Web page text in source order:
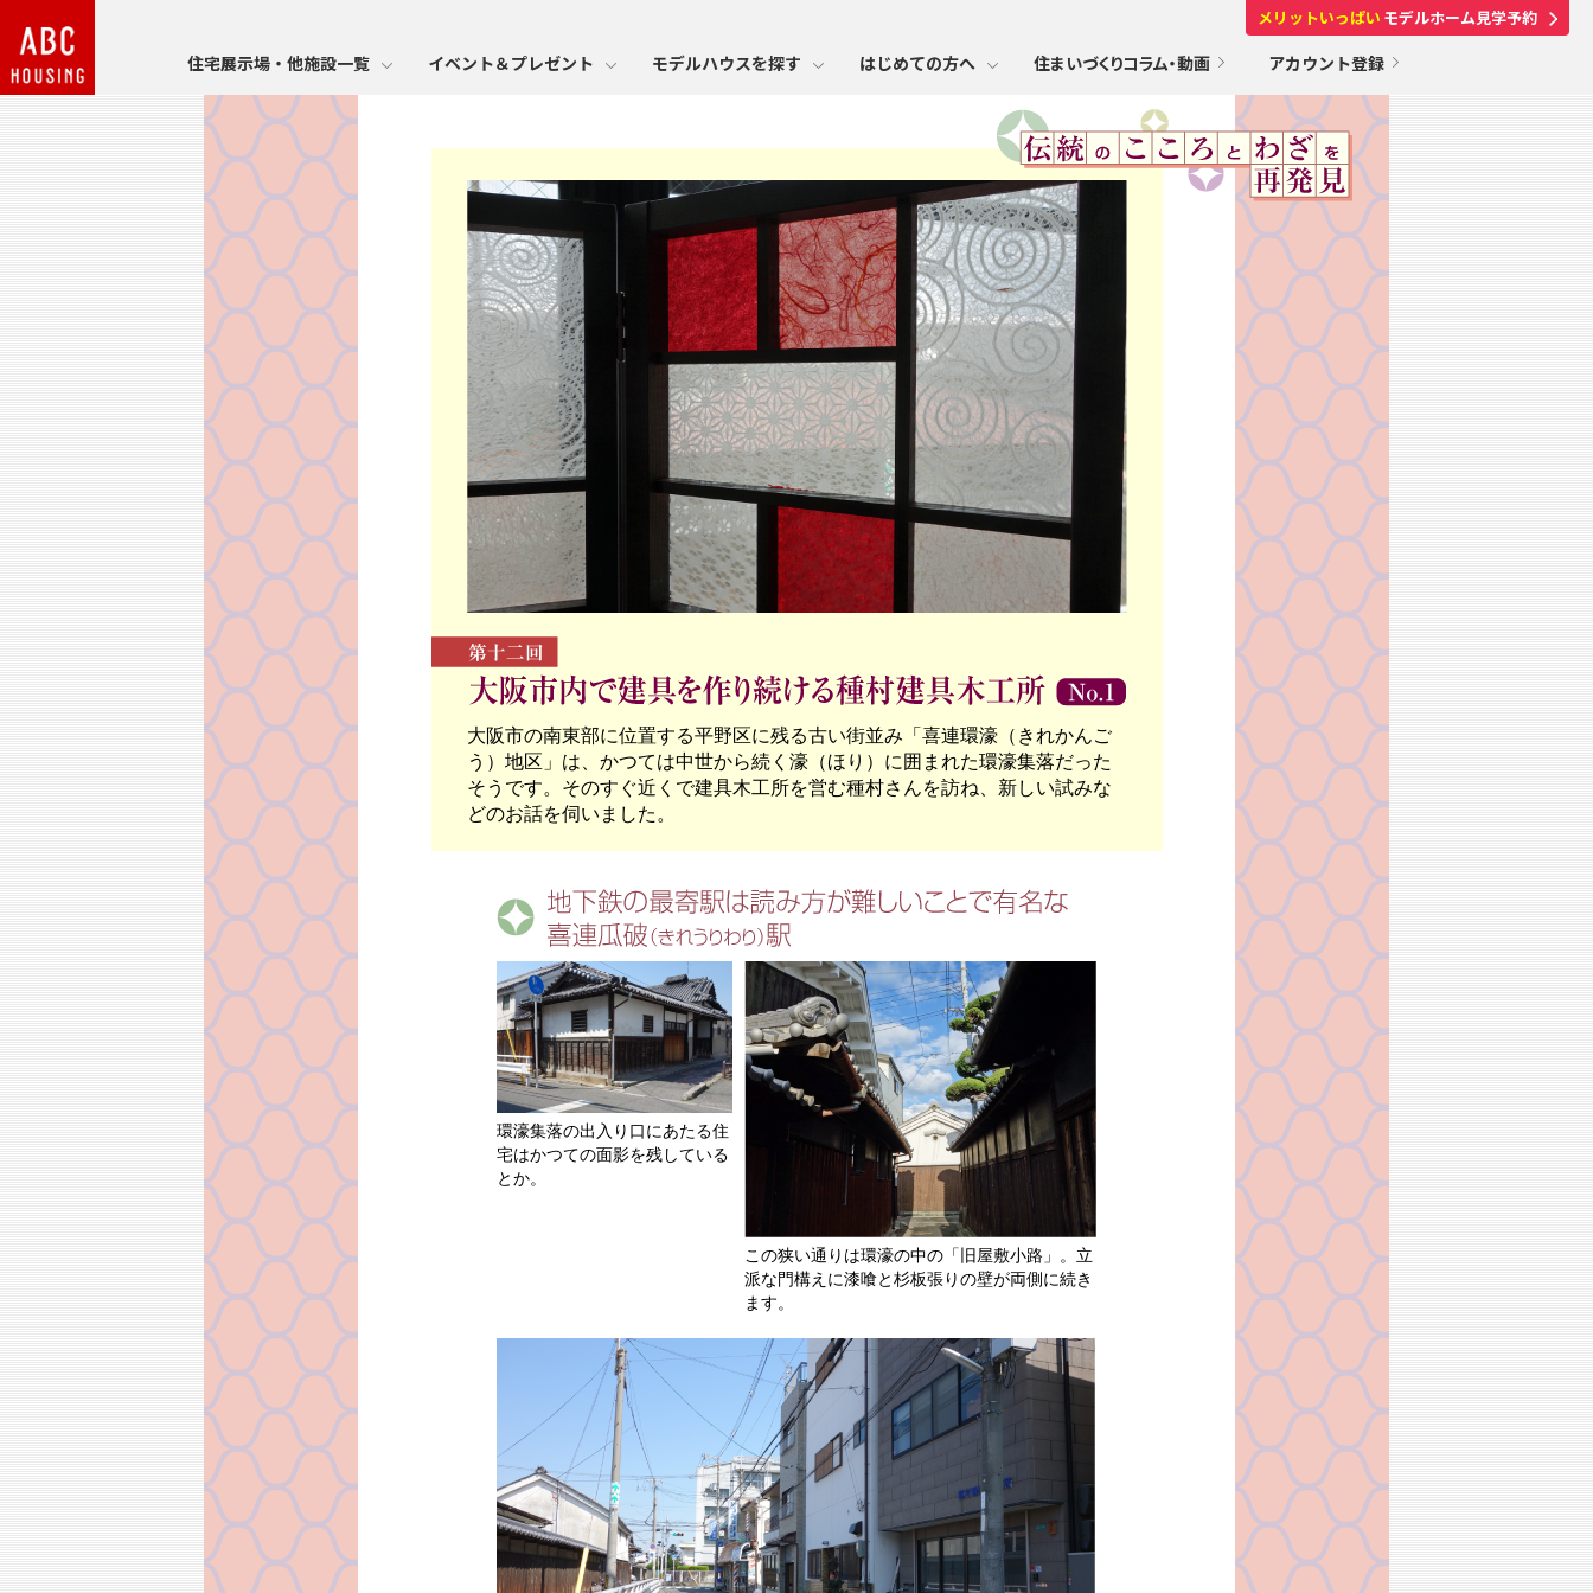
住宅展示場・他施設一覧 イベント＆プレゼント モデルハウスを探す はじめての方へ 住まいづくりコラム・動画 アカウント登録
メリットいっぱい モデルホーム見学予約
大阪市の南東部に位置する平野区に残る古い街並み「喜連環濠（きれかんご
う）地区」は、かつては中世から続く濠（ほり）に囲まれた環濠集落だった
そうです。そのすぐ近くで建具木工所を営む種村さんを訪ね、新しい試みな
どのお話を伺いました。
環濠集落の出入り口にあたる住
宅はかつての面影を残している
とか。
この狭い通りは環濠の中の「旧屋敷小路」。立
派な門構えに漆喰と杉板張りの壁が両側に続き
ます。